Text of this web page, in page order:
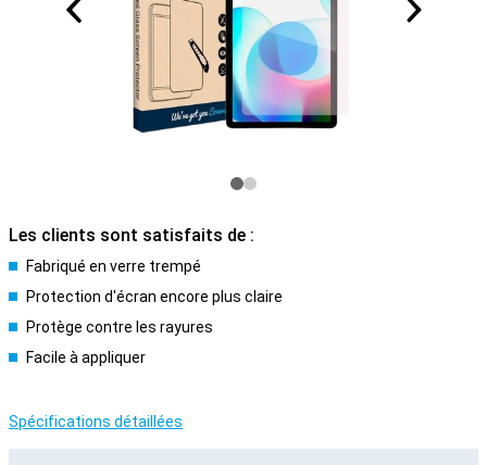
Les clients sont satisfaits de :
Fabriqué en verre trempé
Protection d'écran encore plus claire
Protège contre les rayures
Facile à appliquer
Spécifications détaillées